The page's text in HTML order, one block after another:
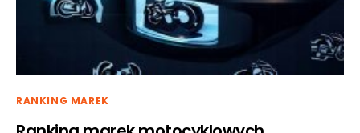
RANKING MAREK